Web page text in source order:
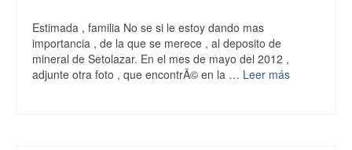
Estimada , familia No se si le estoy dando mas
importancia , de la que se merece , al deposito de
mineral de Setolazar. En el mes de mayo del 2012 ,
adjunte otra foto , que encontrÃ© en la … Leer más